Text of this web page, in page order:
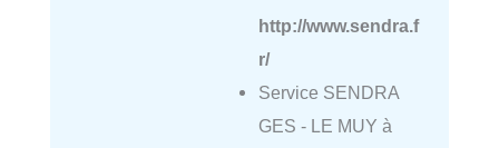
http://www.sendra.f
r/
Service SENDRA
GES - LE MUY à